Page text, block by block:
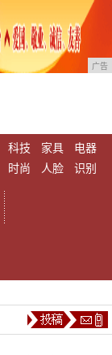
广告
科技 家具
电器
时尚
人脸 识别